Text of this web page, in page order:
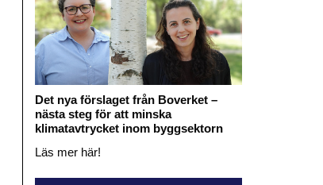
Det nya förslaget från Boverket –
nästa steg för att minska
klimatavtrycket inom byggsektorn
Läs mer här!